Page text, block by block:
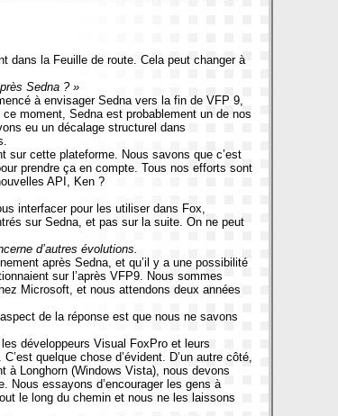
dans la Feuille de route. Cela peut changer à
Sedna ? »
à envisager Sedna vers la fin de VFP 9,
moment, Sedna est probablement un de nos
eu un décalage structurel dans
sur cette plateforme. Nous savons que c’est
prendre ça en compte. Tous nos efforts sont
API, Ken ?
interfacer pour les utiliser dans Fox,
sur Sedna, et pas sur la suite. On ne peut
d’autres évolutions.
après Sedna, et qu’il y a une possibilité
sur l’après VFP9. Nous sommes
Microsoft, et nous attendons deux années
de la réponse est que nous ne savons
développeurs Visual FoxPro et leurs
quelque chose d’évident. D’un autre côté,
à Longhorn (Windows Vista), nous devons
Nous essayons d’encourager les gens à
le long du chemin et nous ne les laissons